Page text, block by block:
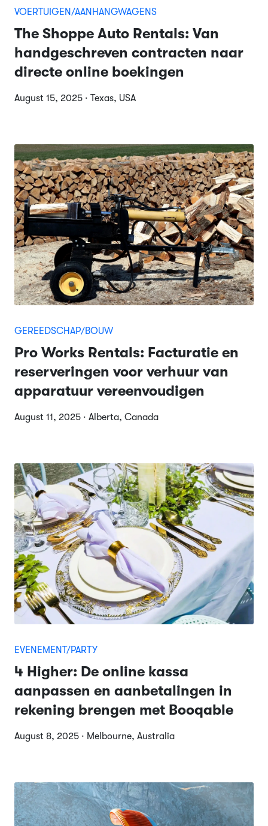
VOERTUIGEN/AANHANGWAGENS
The Shoppe Auto Rentals: Van
handgeschreven contracten naar
directe online boekingen
August 15, 2025 · Texas, USA
GEREEDSCHAP/BOUW
Pro Works Rentals: Facturatie en
reserveringen voor verhuur van
apparatuur vereenvoudigen
August 11, 2025 · Alberta, Canada
EVENEMENT/PARTY
4 Higher: De online kassa
aanpassen en aanbetalingen in
rekening brengen met Booqable
August 8, 2025 · Melbourne, Australia